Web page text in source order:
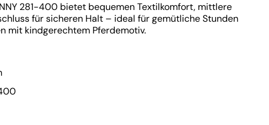
281-400 bietet bequemen Textilkomfort, mittlere
für sicheren Halt – ideal für gemütliche Stunden
mit kindgerechtem Pferdemotiv.